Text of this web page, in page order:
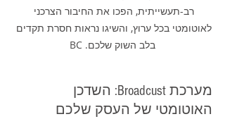
רב-תעשייתית, הפכו את החיבור הצרכני
לאוטומטי בכל ערוץ, והשיגו נראות חסרת תקדים
בלב השוק שלכם. BC
מערכת Broadcust: השדכן
האוטומטי של העסק שלכם